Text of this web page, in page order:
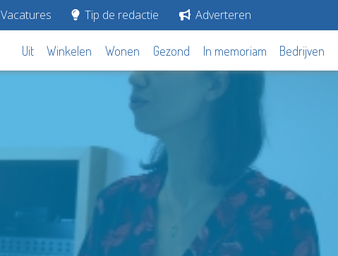
Vacatures Tip de redactie Adverteren
Uit Winkelen Wonen Gezond In memoriam Bedrijven